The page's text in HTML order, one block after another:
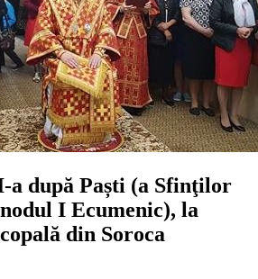
a după Paști (a Sfinţilor
I Ecumenic), la
din Soroca